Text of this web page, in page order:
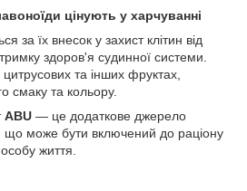
цінують у харчуванні
за їх внесок у захист клітин від
здоров'я судинної системи.
та інших фруктах,
смаку та кольору.
ABU — це додаткове джерело
що може бути включений до раціону
життя.